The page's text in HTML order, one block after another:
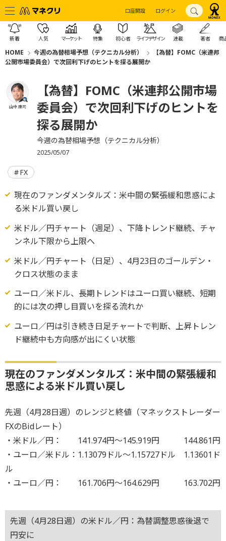
口座開設 ログイン
新着 人気 マーケット 特集 初心者 ライフデザイン 連載 著者 商
HOME 今週の為替相場予想（テクニカル分析）
【為替】FOMC（米連邦
公開市場委員会）で次回利下げのヒントを探る展開か
山中 康司
【為替】FOMC（米連邦公開市場
委員会）で次回利下げのヒントを
探る展開か
今週の為替相場予想（テクニカル分析）
2025/05/07
FX
現在のファンダメンタルズ：米中間の緊張緩和思惑によ
る米ドル買い戻し
米ドル／円チャート（週足）、下降トレンド継続、チャ
ンネル下限から上限へ
米ドル／円チャート（日足）、4月23日のゴールデン・
クロス状態のまま
ユーロ／米ドル、長期トレンドはユーロ買い継続、短期
的には次の押し目買いを探る流れか
ユーロ／円は引き続き日足チャートで判断、上昇トレン
ド継続中も方向感が出にくい状態
現在のファンダメンタルズ：米中間の緊張緩和
思惑による米ドル買い戻し
先週（4月28日週）のレンジと終値（マネックストレーダー
FXのBidレート）
・米ドル／円： 141.974円～145.919円 144.861円
・ユーロ／米ドル：1.13079ドル～1.15727ドル 1.13601ド
ル
・ユーロ／円： 161.706円～164.629円 163.702円
先週（4月28日週）の米ドル／円：為替調整思惑後退で
円安に